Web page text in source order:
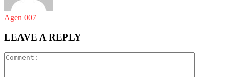
Agen 007
LEAVE A REPLY